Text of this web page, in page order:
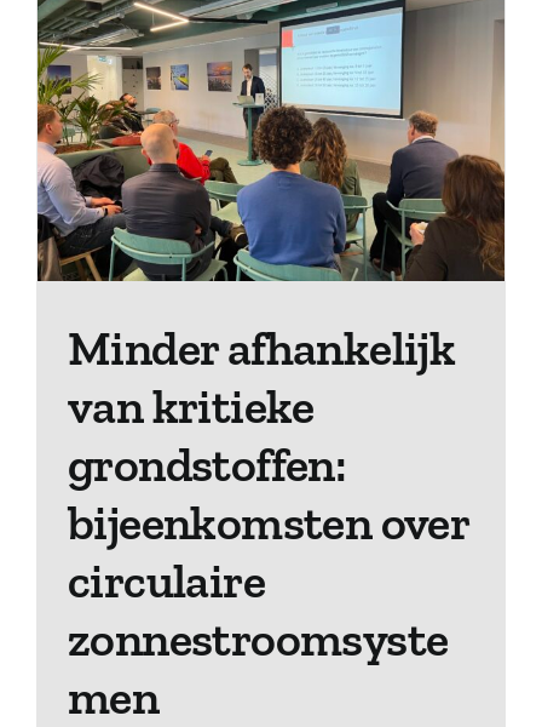
Minder afhankelijk
van kritieke
grondstoffen:
bijeenkomsten over
circulaire
zonnestroomsyste
men